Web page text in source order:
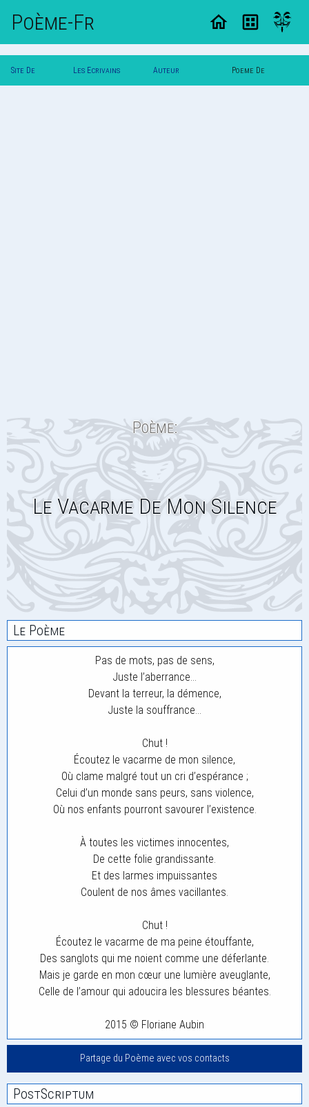
Poème-Fr
Site De Les Ecrivains Auteur Poeme De
Poème:
Le Vacarme De Mon Silence
Le Poème
Pas de mots, pas de sens,
Juste l’aberrance…
Devant la terreur, la démence,
Juste la souffrance…
Chut !
Écoutez le vacarme de mon silence,
Où clame malgré tout un cri d’espérance ;
Celui d’un monde sans peurs, sans violence,
Où nos enfants pourront savourer l’existence.
À toutes les victimes innocentes,
De cette folie grandissante.
Et des larmes impuissantes
Coulent de nos âmes vacillantes.
Chut !
Écoutez le vacarme de ma peine étouffante,
Des sanglots qui me noient comme une déferlante.
Mais je garde en mon cœur une lumière aveuglante,
Celle de l’amour qui adoucira les blessures béantes.
2015 © Floriane Aubin
Partage du Poème avec vos contacts
PostScriptum